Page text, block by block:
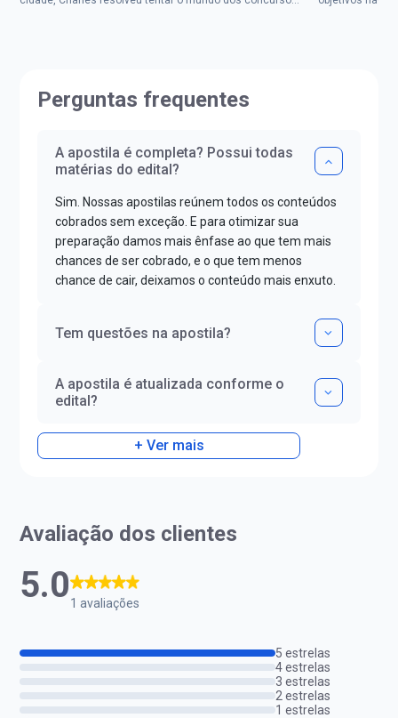
Perguntas frequentes
A apostila é completa? Possui todas
matérias do edital?
Sim. Nossas apostilas reúnem todos os conteúdos
cobrados sem exceção. E para otimizar sua
preparação damos mais ênfase ao que tem mais
chances de ser cobrado, e o que tem menos
chance de cair, deixamos o conteúdo mais enxuto.
Tem questões na apostila?
A apostila é atualizada conforme o
edital?
+ Ver mais
Avaliação dos clientes
5.01 avaliações
5 estrelas
4 estrelas
3 estrelas
2 estrelas
1 estrelas